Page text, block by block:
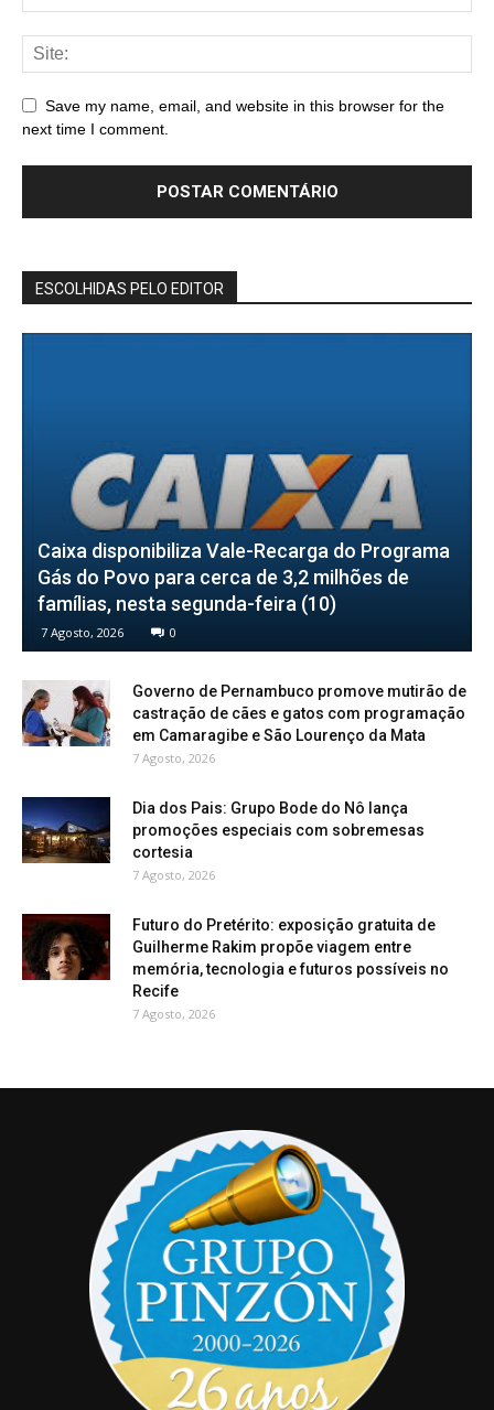
Save my name, email, and website in this browser for the
next time I comment.
ESCOLHIDAS PELO EDITOR
Caixa disponibiliza Vale-Recarga do Programa
Gás do Povo para cerca de 3,2 milhões de
famílias, nesta segunda-feira (10)
7 Agosto, 2026 0
Governo de Pernambuco promove mutirão de
castração de cães e gatos com programação
em Camaragibe e São Lourenço da Mata
7 Agosto, 2026
Dia dos Pais: Grupo Bode do Nô lança
promoções especiais com sobremesas
cortesia
7 Agosto, 2026
Futuro do Pretérito: exposição gratuita de
Guilherme Rakim propõe viagem entre
memória, tecnologia e futuros possíveis no
Recife
7 Agosto, 2026